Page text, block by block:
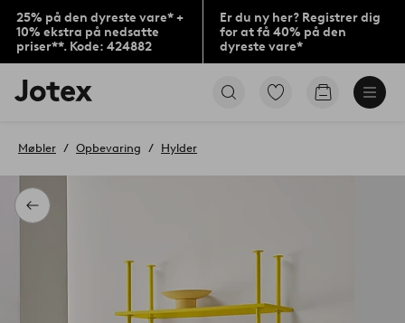
25% på den dyreste vare* +
10% ekstra på nedsatte
priser**. Kode: 424882
Er du ny her? Registrer dig
for at få 40% på den
dyreste vare*
Jotex
logo
til
Gå
Gå
Tilbage
Møbler Opbevaring Hylder